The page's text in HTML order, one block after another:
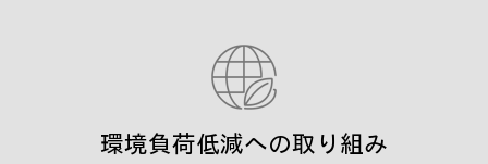
環境負荷低減への取り組み